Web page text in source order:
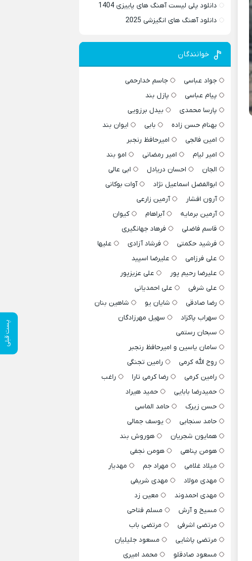
پست قبلی
دانلود پلی لیست آهنگ های پاییزی 1404
دانلود آهنگ های انگیزشی 2025
خوانندگان
جواد عباسی
جاسم خدارحمی
پیام عباسی
پازل بند
پارسا محمدی
بیدل برزویی
بهنام حسن زاده
بابی
ایوان بند
امین فالجی
امیرحافظ رنجبر
امیر لیام
امیر رمضانی
امو بند
الجان
احسان دریادل
ابی عالی
ابوالفضل اسماعیل نژاد
آوات بوکانی
آرون افشار
آرمین زارعی
آرمین برمایه
آبراهام
کیوان
قاسم فاضلی
فرهاد جهانگیری
فرشید حکمتی
فرشاد آزادی
علیها
علی فرزامی
علیرضا اسپید
علیرضا رحیم پور
علی عزیزپور
علی شرفی
علی احمدیانی
رضا صادقی
شایان یو
شاهین بنان
سهراب پاکزاد
سهیل مهرزادگان
سبحان رستمی
سامان یاسین و امیرحافظ رنجبر
روح الله کرمی
رامین تجنگی
رامین کرمی
رضا کرمی تارا
راغب
حمیدرضا بابایی
حمید هیراد
حسن زیرک
حامد الماسی
حامد سنجابی
یوسف جمالی
همایون شجریان
هوروش بند
هومن پناهی
هومن نجفی
میلاد غلامی
مهراد جم
مهدیار
مهدی مولاد
مهدی شریفی
مهدی احمدوند
معین زد
مسیح و آرش
مسلم فتاحی
مرتضی اشرفی
مرتضی باب
مرتضی پاشایی
مسعود جلیلیان
مسعود صادقلو
محمد امیری